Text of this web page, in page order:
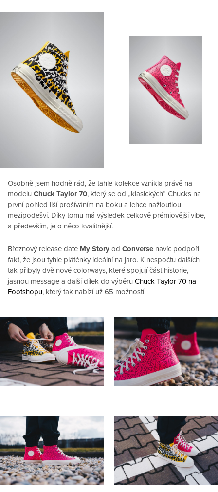
Osobně jsem hodně rád, že tahle kolekce vznikla právě na
modelu Chuck Taylor 70, který se od „klasických“ Chucks na
první pohled liší prošíváním na boku a lehce nažloutlou
mezipodešví. Díky tomu má výsledek celkově prémiovější vibe,
a především, je o něco kvalitnější.
Březnový release date My Story od Converse navíc podpořil
fakt, že jsou tyhle plátěnky ideální na jaro. K nespočtu dalších
tak přibyly dvě nové colorways, které spojují část historie,
jasnou message a další dílek do výběru Chuck Taylor 70 na
Footshopu, který tak nabízí už 65 možností.